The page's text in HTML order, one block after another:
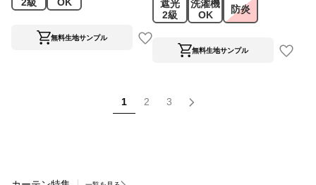
無料生地サンプル
遮光
2級
洗濯機
OK
防炎
無料生地サンプル
1 2 3